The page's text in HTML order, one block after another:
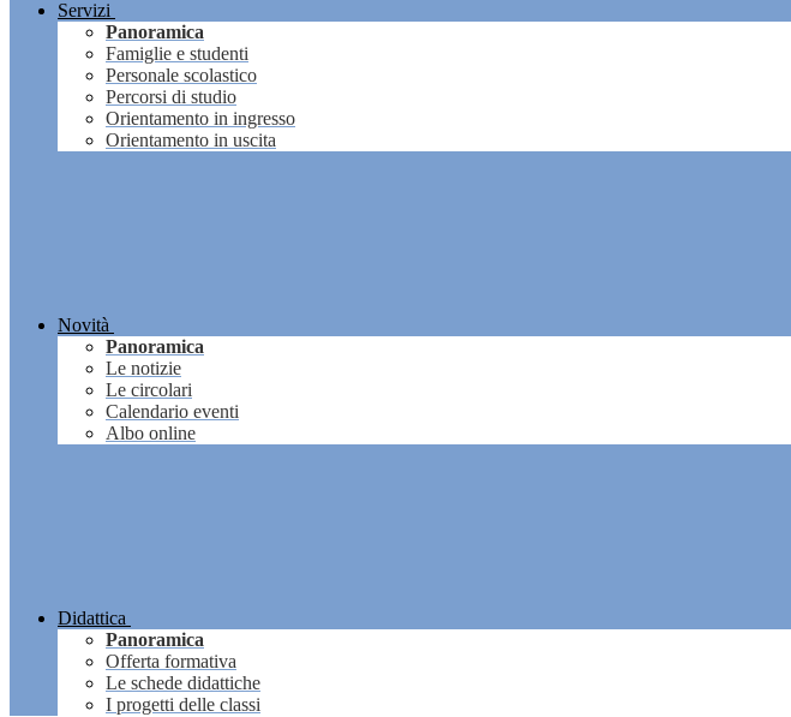
Servizi
Panoramica
Famiglie e studenti
Personale scolastico
Percorsi di studio
Orientamento in ingresso
Orientamento in uscita
Novità
Panoramica
Le notizie
Le circolari
Calendario eventi
Albo online
Didattica
Panoramica
Offerta formativa
Le schede didattiche
I progetti delle classi